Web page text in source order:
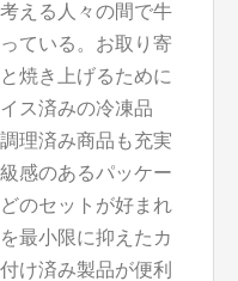
える人々の間で牛
ている。お取り寄
焼き上げるために
ス済みの冷凍品
理済み商品も充実
感のあるパッケー
のセットが好まれ
最小限に抑えたカ
け済み製品が便利